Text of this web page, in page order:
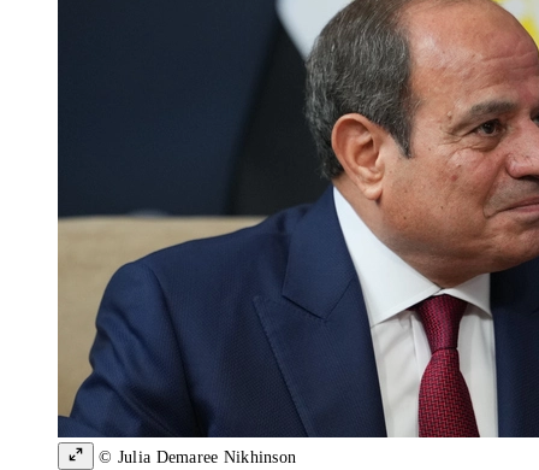
© Julia Demaree Nikhinson